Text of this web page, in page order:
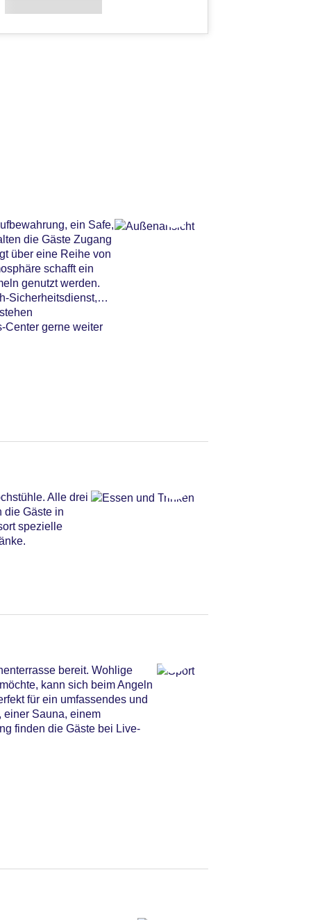
ein Safe,
die Gäste Zugang
über eine Reihe von
schafft ein
genutzt werden.
Sicherheitsdienst,
Center gerne weiter
Alle drei
die Gäste in
spezielle
bereit. Wohlige
kann sich beim Angeln
für ein umfassendes und
einer Sauna, einem
finden die Gäste bei Live-